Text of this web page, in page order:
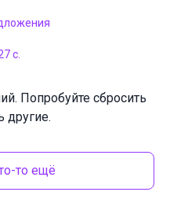
с.
Попробуйте сбросить
другие.
то ещё